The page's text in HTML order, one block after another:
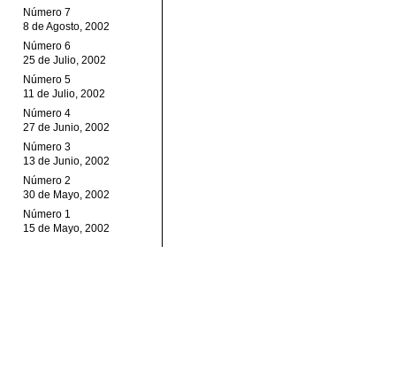
Número 7
8 de Agosto, 2002
Número 6
25 de Julio, 2002
Número 5
11 de Julio, 2002
Número 4
27 de Junio, 2002
Número 3
13 de Junio, 2002
Número 2
30 de Mayo, 2002
Número 1
15 de Mayo, 2002